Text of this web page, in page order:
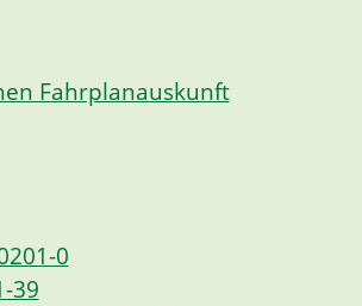
Fahrplanauskunft
0
39